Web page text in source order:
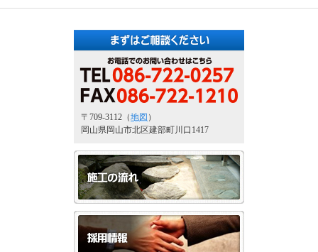
〒709-3112（地図 ）
岡山県岡山市北区建部町川口1417